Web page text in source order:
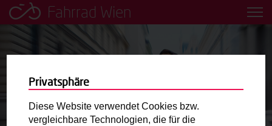
Fahrrad Wien
Leih dir einfach ein Transportfahrrad in deiner Nähe aus!
Mobilitätsbildung für Kinder und
Jugendliche
Radweg-Projektkarte
Privatsphäre
Diese Website verwendet Cookies bzw.
vergleichbare Technologien, die für die